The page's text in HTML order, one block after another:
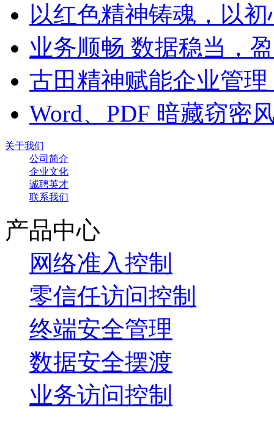
以红色精神铸魂，以
业务顺畅 数据稳当，
古田精神赋能企业管
Word、PDF 暗藏窃密
关于我们
公司简介
企业文化
诚聘英才
联系我们
产品中心
网络准入控制
零信任访问控制
终端安全管理
数据安全摆渡
业务访问控制